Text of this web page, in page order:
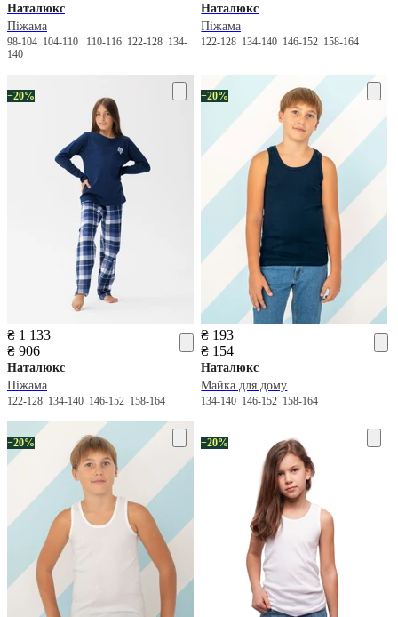
Наталюкс
Піжама
98-104 104-110 110-116 122-128 134-
140
Наталюкс
Піжама
122-128 134-140 146-152 158-164
−20%
₴ 1 133
₴ 906
Наталюкс
Піжама
122-128 134-140 146-152 158-164
−20%
₴ 193
₴ 154
Наталюкс
Майка для дому
134-140 146-152 158-164
−20% −20%